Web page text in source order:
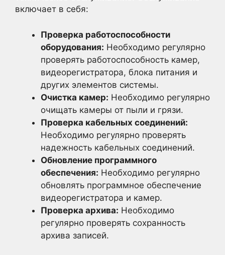
включает в себя:
Проверка работоспособности
оборудования: Необходимо регулярно
проверять работоспособность камер,
видеорегистратора, блока питания и
других элементов системы.
Очистка камер: Необходимо регулярно
очищать камеры от пыли и грязи.
Проверка кабельных соединений:
Необходимо регулярно проверять
надежность кабельных соединений.
Обновление программного
обеспечения: Необходимо регулярно
обновлять программное обеспечение
видеорегистратора и камер.
Проверка архива: Необходимо
регулярно проверять сохранность
архива записей.